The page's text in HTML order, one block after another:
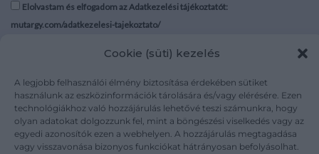
Cookie (süti) kezelés
A legjobb felhasználói élmény biztosítása érdekében sütiket
használunk az eszközinformációk tárolására és/vagy elérésére. Ezen
technológiákhoz való hozzájárulás lehetővé teszi számunkra, hogy
olyan adatokat dolgozzunk fel, mint a böngészési viselkedés vagy az
egyedi azonosítók ezen a webhelyen. A hozzájárulás megtagadása
vagy visszavonása bizonyos funkciókat hátrányosan befolyásolhat.
Elolvastam és elfogadom az Adatkezelési tájékoztatót:
mutargy.com/adatkezelesi-tajekoztato/
Médiaajánlat
Karrier
Kapcsolat
Áraink
ÁSZF
Adatvédelem
Impresszum